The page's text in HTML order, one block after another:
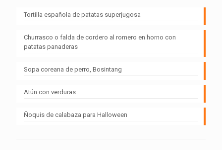
Tortilla española de patatas superjugosa
Churrasco o falda de cordero al romero en horno con
patatas panaderas
Sopa coreana de perro, Bosintang
Atún con verduras
Ñoquis de calabaza para Halloween